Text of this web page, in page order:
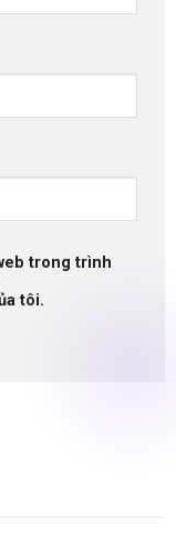
trong trình
tôi.